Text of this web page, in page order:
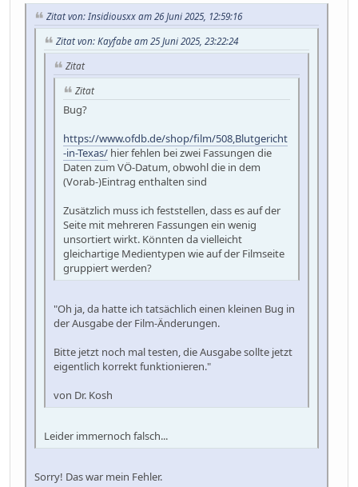
Zitat von: Insidiousxx am 26 Juni 2025, 12:59:16
Zitat von: Kayfabe am 25 Juni 2025, 23:22:24
Zitat
Zitat
Bug?
https://www.ofdb.de/shop/film/508,Blutgericht
-in-Texas/ hier fehlen bei zwei Fassungen die
Daten zum VÖ-Datum, obwohl die in dem
(Vorab-)Eintrag enthalten sind
Zusätzlich muss ich feststellen, dass es auf der
Seite mit mehreren Fassungen ein wenig
unsortiert wirkt. Könnten da vielleicht
gleichartige Medientypen wie auf der Filmseite
gruppiert werden?
"Oh ja, da hatte ich tatsächlich einen kleinen Bug in
der Ausgabe der Film-Änderungen.
Bitte jetzt noch mal testen, die Ausgabe sollte jetzt
eigentlich korrekt funktionieren."
von Dr. Kosh
Leider immernoch falsch...
Sorry! Das war mein Fehler.